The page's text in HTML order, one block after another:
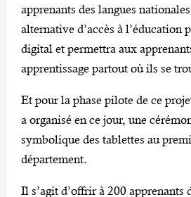
apprenants des langues
alternative d’accès à l’éducation
digital et permettra aux
apprentissage partout où ils se
Et pour la phase pilote de ce
a organisé en ce jour, une
symbolique des tablettes au
département.
Il s’agit d’offrir à 200 apprenants